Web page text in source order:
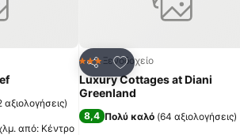
αγαπημένα
αξιολογήσεις)
από: Κέντρο
Κοινοποίηση
Προσθήκη στα
3 ΑστέριαΞενοδοχείο
Luxury Cottages at Diani
Greenland
8,4 Πολύ καλό (64 αξιολογήσεις)